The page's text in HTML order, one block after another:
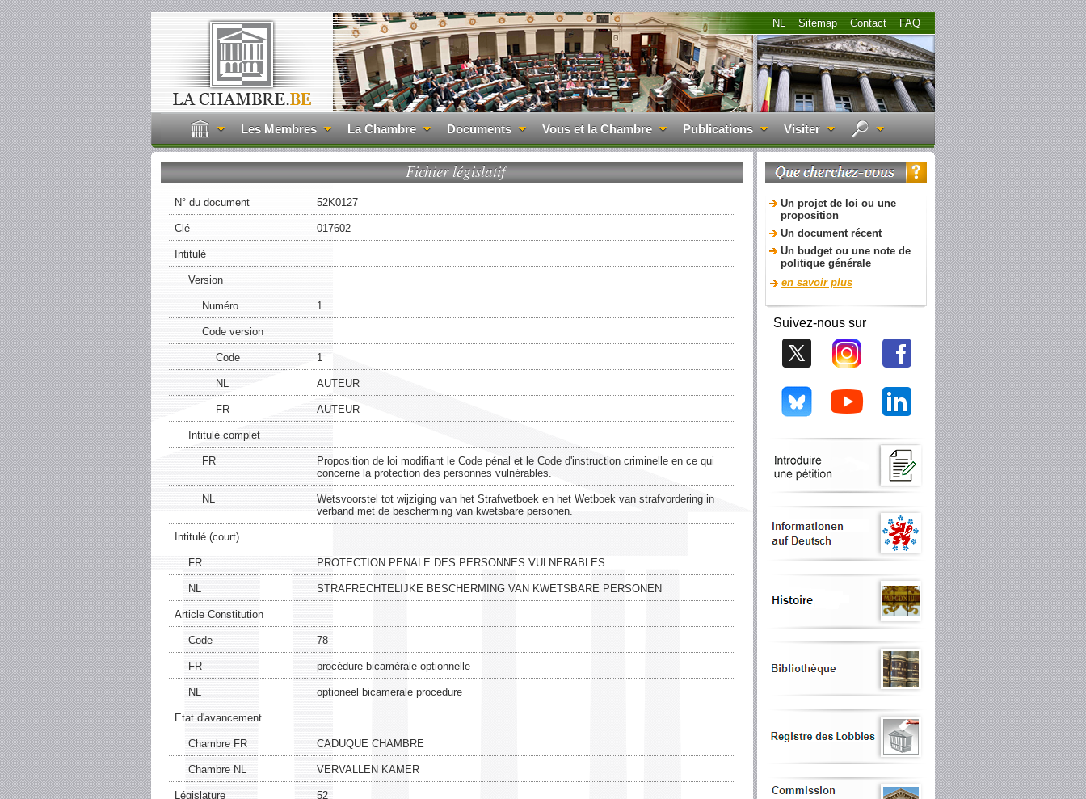
FAQ
Contact
Sitemap
NL
Les Membres La Chambre Documents Vous et la Chambre Publications Visiter
Fichier législatif
N° du document 52K0127
Clé 017602
Intitulé
Version
Numéro 1
Code version
Code 1
NL AUTEUR
FR AUTEUR
Intitulé complet
FR
Proposition de loi modifiant le Code pénal et le Code d'instruction criminelle en ce qui
concerne la protection des personnes vulnérables.
NL
Wetsvoorstel tot wijziging van het Strafwetboek en het Wetboek van strafvordering in
verband met de bescherming van kwetsbare personen.
Intitulé (court)
FR PROTECTION PENALE DES PERSONNES VULNERABLES
NL STRAFRECHTELIJKE BESCHERMING VAN KWETSBARE PERSONEN
Article Constitution
Code 78
FR procédure bicamérale optionnelle
NL optioneel bicamerale procedure
Etat d'avancement
Chambre FR CADUQUE CHAMBRE
Chambre NL VERVALLEN KAMER
Législature 52
Un projet de loi ou une
proposition
Un document récent
Un budget ou une note de
politique générale
en savoir plus
Suivez-nous sur